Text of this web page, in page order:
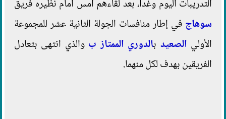
التدريبات اليوم وغداً، بعد لقاءهم أمس أمام نظيره فريق
سوهاج في إطار منافسات الجولة الثانية عشر للمجموعة
الأولي الصعيد بالدوري الممتاز ب والذي انتهى بتعادل
الفريقين بهدف لكل منهما.